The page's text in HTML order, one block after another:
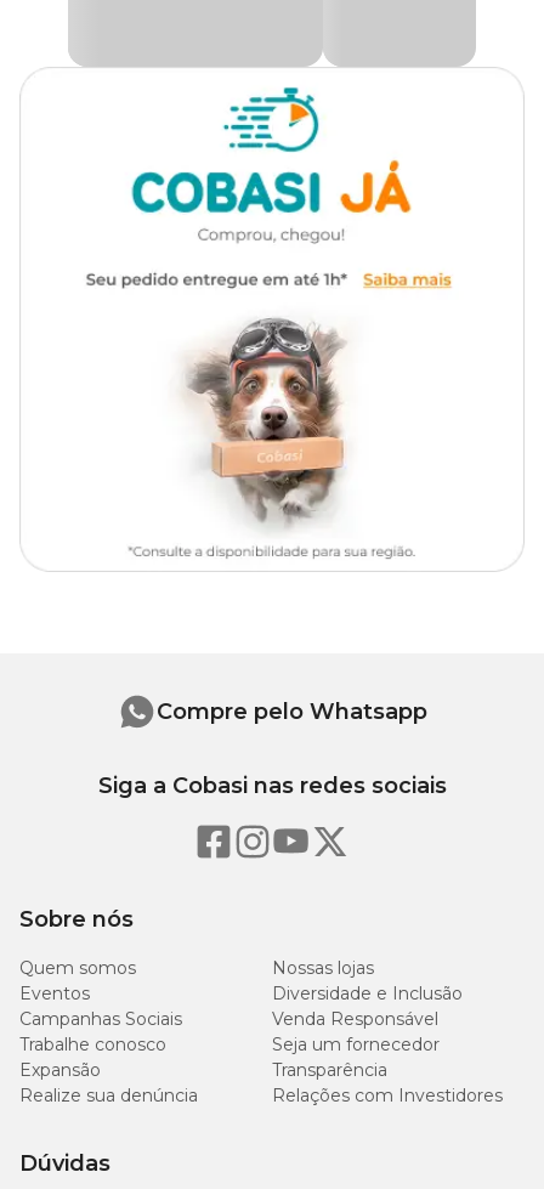
Marca LL Pet
Unissex
o seu pet com as melhores ofertas, como a
Bovina para Cães LL Pet com preçoimperdível! Acesse o site,
App ou visite uma loja física e confira nossas condições.
Medida aproximada
Sobre nós
Quem somos
Nossas lojas
Eventos
Diversidade e Inclusão
Campanhas Sociais
Venda Responsável
Trabalhe conosco
Seja um fornecedor
Expansão
Transparência
Realize sua denúncia
Relações com Investidores
Dúvidas
Compre pelo Whatsapp
Siga a Cobasi nas redes sociais